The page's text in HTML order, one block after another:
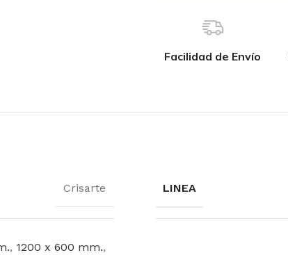
Facilidad de Envío
Crisarte LINEA
, 1200 x 600 mm.,